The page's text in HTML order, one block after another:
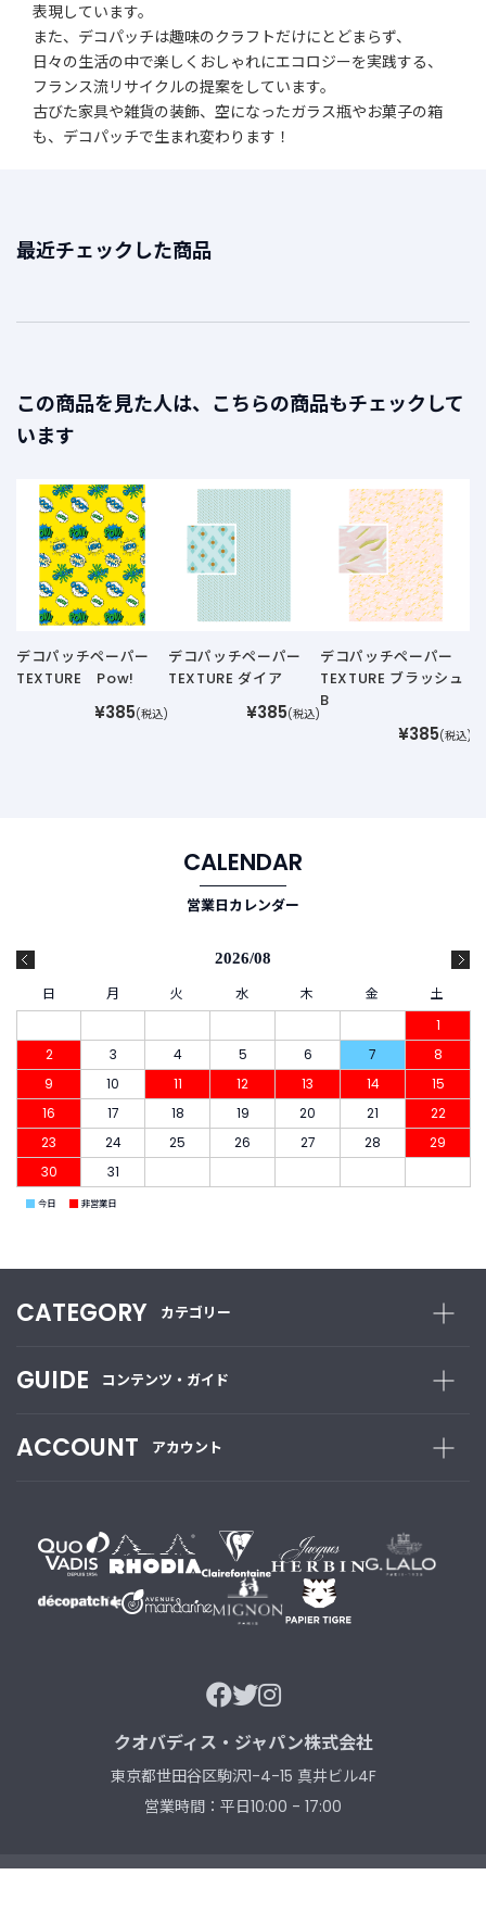
表現しています。
また、デコパッチは趣味のクラフトだけにとどまらず、
日々の生活の中で楽しくおしゃれにエコロジーを実践する、
フランス流リサイクルの提案をしています。
古びた家具や雑貨の装飾、空になったガラス瓶やお菓子の箱
も、デコパッチで生まれ変わります！
最近チェックした商品
この商品を見た人は、こちらの商品もチェックして
います
デコパッチペーパー
TEXTURE Pow!
¥385(税込)
デコパッチペーパー
TEXTURE ダイア
¥385(税込)
デコパッチペーパー
TEXTURE ブラッシュ
B
¥385(税込)
CALENDAR
営業日カレンダー
2026/08
日 月 火 水 木 金
土
1
2
3 4 5 6 7
8
9
10 11 12 13 14
15
16
17 18 19 20 21
22
23
24 25 26 27 28
29
30
31
■ 今日 ■ 非営業日
CATEGORY カテゴリー
GUIDE コンテンツ・ガイド
ACCOUNT アカウント
クオバディス・ジャパン株式会社
東京都世田谷区駒沢1-4-15 真井ビル4F
営業時間：平日10:00 - 17:00